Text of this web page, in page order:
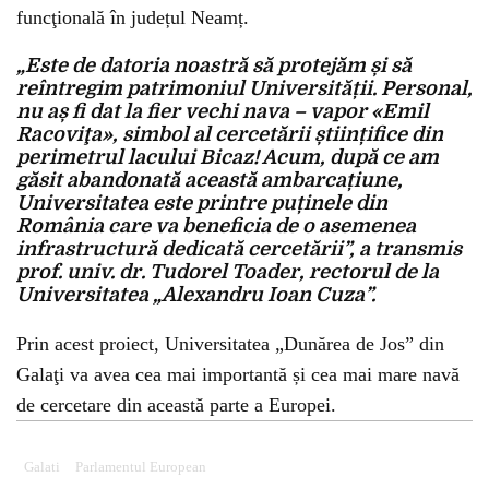
funcţională în județul Neamț.
„Este de datoria noastră să protejăm și să
reîntregim patrimoniul Universității. Personal,
nu aș fi dat la fier vechi nava – vapor «Emil
Racoviţa», simbol al cercetării științifice din
perimetrul lacului Bicaz! Acum, după ce am
găsit abandonată această ambarcațiune,
Universitatea este printre puținele din
România care va beneficia de o asemenea
infrastructură dedicată cercetării”, a transmis
prof. univ. dr. Tudorel Toader, rectorul de la
Universitatea „Alexandru Ioan Cuza”.
Prin acest proiect, Universitatea „Dunărea de Jos” din
Galaţi va avea cea mai importantă și cea mai mare navă
de cercetare din această parte a Europei.
Galati Parlamentul European